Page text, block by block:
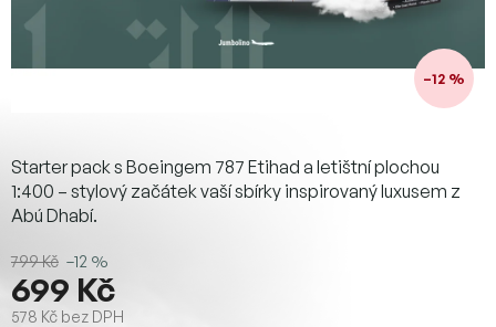
–12 %
799 Kč –12 %
699 Kč
578 Kč bez DPH
Starter pack s Boeingem 787 Etihad a letištní plochou
1:400 – stylový začátek vaší sbírky inspirovaný luxusem z
Abú Dhabí.